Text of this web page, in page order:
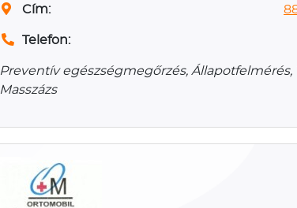
Cím:
Telefon:
Preventív egészségmegőrzés,
Masszázs